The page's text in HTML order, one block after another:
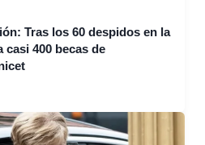
Tras los 60 despidos en la
casi 400 becas de